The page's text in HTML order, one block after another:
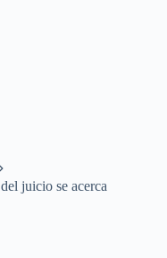
juicio se acerca